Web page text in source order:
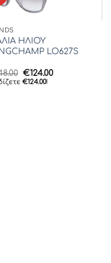
ΗΛΙΟΥ
LO627S
Original
price
€124.00Η
€124.00!